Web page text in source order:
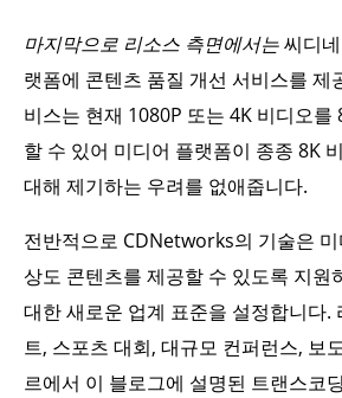
마지막으로 리소스 측면에서는씨디
랫폼에 콘텐츠 품질 개선 서비스를 제
비스는 현재 1080P 또는 4K 비디오를
할 수 있어 미디어 플랫폼이 종종 8K
대해 제기하는 우려를 없애줍니다.
전반적으로 CDNetworks의 기술은
상도 콘텐츠를 제공할 수 있도록 지원
대한 새로운 업계 표준을 설정합니다.
트, 스포츠 대회, 대규모 컨퍼런스, 보
르에서 이 블로그에 설명된 트랜스코